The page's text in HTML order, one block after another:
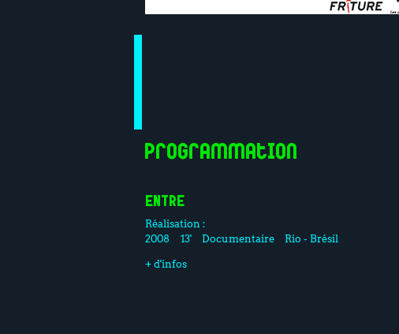
Programmation
ENTRE
Réalisation :
2008
13' Documentaire Rio - Brésil
+ d'infos